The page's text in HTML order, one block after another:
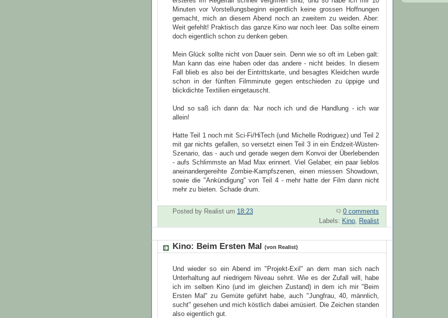
Minuten vor Vorstellungsbeginn eigentlich keine grossen Hoffnungen
gemacht, mich an diesem Abend noch an zweitem zu weiden. Aber:
Weit gefehlt! Praktisch das ganze Kino war noch leer. Das sollte einem
doch eigentlich schon zu denken geben.
Mein Glück sollte nicht von Dauer sein. Denn wie so oft im Leben galt:
Man kann das eine haben oder das andere - nicht beides. In diesem
Fall blieb es also bei der Eintrittskarte, und besagtes Kleidchen wurde
schon in der fünften Filmminute gegen entschieden zu üppige und
blickdichte Textilien eingetauscht.
Und so saß ich dann da: Nur noch ich und die Handlung - ich war
allein!
Hatte Teil 1 noch mit Sci-Fi/HiTech (und Michelle Rodriguez) und Teil 2
mit gar nichts gefallen, so versetzt einen Teil 3 in ein Endzeit-Wüsten-
Szenario, das - auch und gerade wegen dem Konvoi der Überlebenden
- aufs Schlimmste an Mad Max erinnert. Viel Gelaber, ein paar lieblos
aneinandergereihte Zombie-Kampfszenen, einen miessen Showdown,
sowie die "Ankündigung" von Teil 4 - mehr hatte der Film dann nicht
mehr zu bieten. Schade drum.
Posted by Realist um 18:23
0 comments
Labels: Kino, Realist
Kino: Beim Ersten Mal (von Realist)
Und wieder so ein Abend im "Projekt-Exil" an dem man sich nach
Unterhaltung auf niedrigem Niveau sehnt. Wie es der Zufall will, habe
ich im selben Kino (und im gleichen Zustand) in dem ich mir "Beim
Ersten Mal" zu Gemüte geführt habe, auch "Jungfrau, 40, männlich,
sucht" gesehen und mich köstlich dabei amüsiert. Die Zeichen standen
also eigentlich gut.